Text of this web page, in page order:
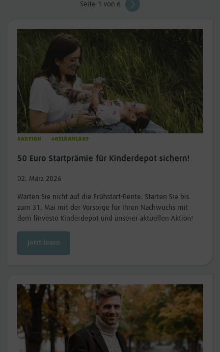
Seite 1 von 6
#AKTION #GELDANLAGE
50 Euro Startprämie für Kinderdepot sichern!
02. März 2026
Warten Sie nicht auf die Frühstart-Rente. Starten Sie bis
zum 31. Mai mit der Vorsorge für Ihren Nachwuchs mit
dem finvesto Kinderdepot und unserer aktuellen Aktion!
Jetzt lesen